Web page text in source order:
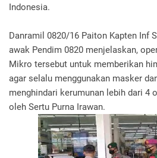
Indonesia.
Danramil 0820/16 Paiton Kapten Inf
awak Pendim 0820 menjelaskan,
Mikro tersebut untuk memberikan
agar selalu menggunakan masker
menghindari kerumunan lebih dari 4
oleh Sertu Purna Irawan.